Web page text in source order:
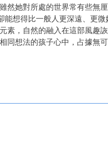
她對所處的世界常有些無
能想得比一般人更深遠、更
，自然的融入在這部風趣
想法的孩子心中，占據無可